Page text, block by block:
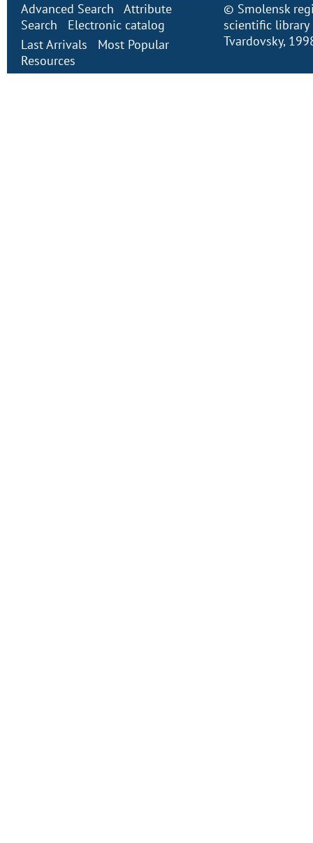
Advanced Search
Attribute
Search
Electronic сatalog
Last Arrivals
Most Popular
Resources
© Smolensk
scientific library
Tvardovsky,